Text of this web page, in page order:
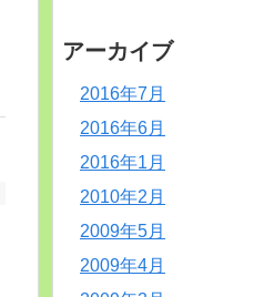
アーカイブ
2016年7月
2016年6月
2016年1月
2010年2月
2009年5月
2009年4月